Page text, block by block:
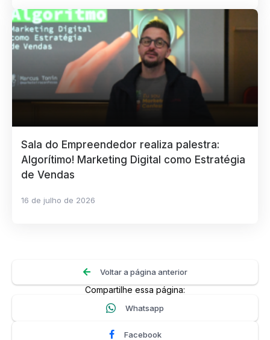
Sala do Empreendedor realiza palestra:
Algorítimo! Marketing Digital como Estratégia
de Vendas
16 de julho de 2026
Voltar a página anterior
Compartilhe essa página:
Whatsapp
Facebook